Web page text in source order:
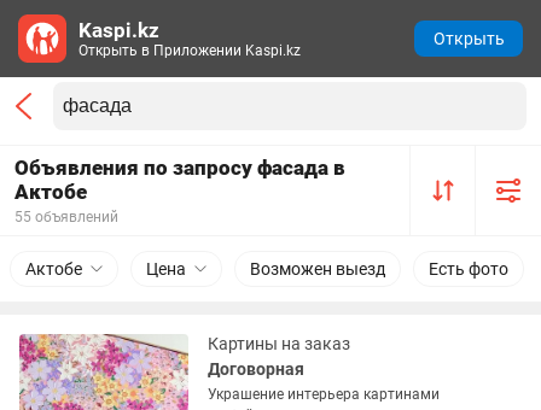
Объявления по запросу фасада в
Актобе
55 объявлений
Актобе Цена Возможен выезд Есть фото
Картины на заказ
Договорная
Украшение интерьера картинами
Kaspi.kz
Открыть в Приложении Kaspi.kz
Открыть